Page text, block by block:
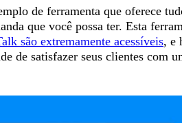
de ferramenta que oferece
que você possa ter. Esta
são extremamente acessíveis, e
de satisfazer seus clientes com